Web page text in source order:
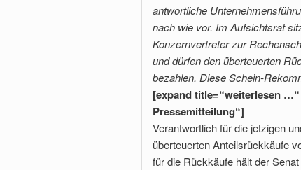
antwortliche
nach wie vor. Im Aufsichtsrat
Konzernvertreter zur
und dürfen den überteuerten
bezahlen. Diese Schein-
[expand title=“weiterlesen
Pressemitteilung“]
Verantwortlich für die jetzigen
überteuerten An­teilsrückkäufe
für die Rückkäufe hält der